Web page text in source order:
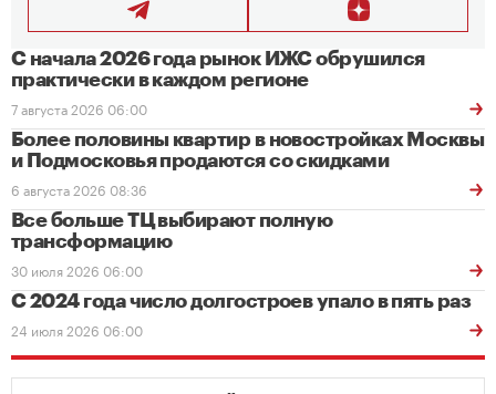
С начала 2026 года рынок ИЖС обрушился
практически в каждом регионе
7 августа 2026 06:00
Более половины квартир в новостройках Москвы
и Подмосковья продаются со скидками
6 августа 2026 08:36
Все больше ТЦ выбирают полную
трансформацию
30 июля 2026 06:00
С 2024 года число долгостроев упало в пять раз
24 июля 2026 06:00